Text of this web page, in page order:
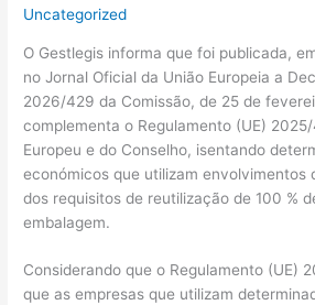
Uncategorized
O Gestlegis informa que foi publicada,
no Jornal Oficial da União Europeia a
2026/429 da Comissão, de 25 de
complementa o Regulamento (UE)
Europeu e do Conselho, isentando
económicos que utilizam envolvimentos
dos requisitos de reutilização de 100 %
embalagem.
Considerando que o Regulamento (UE)
que as empresas que utilizam